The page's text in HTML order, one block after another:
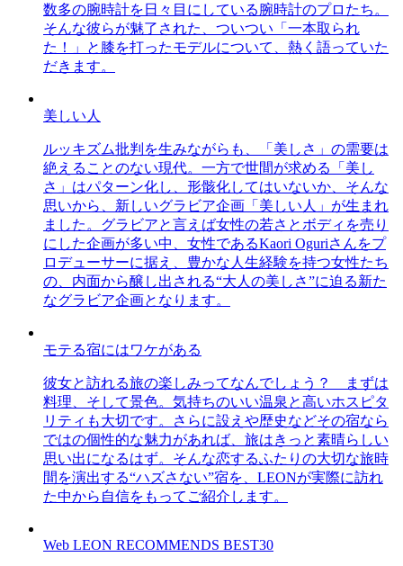
数多の腕時計を日々目にしている腕時計のプロたち。
そんな彼らが魅了された、ついつい「一本取られ
た！」と膝を打ったモデルについて、熱く語っていた
だきます。
美しい人
ルッキズム批判を生みながらも、「美しさ」の需要は
絶えることのない現代。一方で世間が求める「美し
さ」はパターン化し、形骸化してはいないか、そんな
思いから、新しいグラビア企画「美しい人」が生まれ
ました。グラビアと言えば女性の若さとボディを売り
にした企画が多い中、女性であるKaori Oguriさんをプ
ロデューサーに据え、豊かな人生経験を持つ女性たち
の、内面から醸し出される“大人の美しさ”に迫る新た
なグラビア企画となります。
モテる宿にはワケがある
彼女と訪れる旅の楽しみってなんでしょう？ まずは
料理、そして景色。気持ちのいい温泉と高いホスピタ
リティも大切です。さらに設えや歴史などその宿なら
ではの個性的な魅力があれば、旅はきっと素晴らしい
思い出になるはず。そんな恋するふたりの大切な旅時
間を演出する“ハズさない”宿を、LEONが実際に訪れ
た中から自信をもってご紹介します。
Web LEON RECOMMENDS BEST30